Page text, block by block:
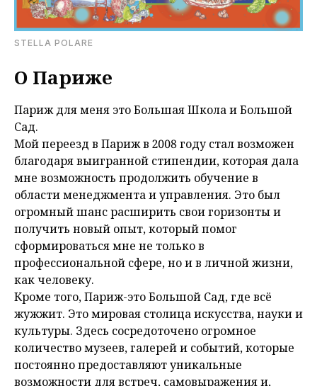
STELLA POLARE
О Париже
Париж для меня это Большая Школа и Большой
Сад.
Мой переезд в Париж в 2008 году стал возможен
благодаря выигранной стипендии, которая дала
мне возможность продолжить обучение в
области менеджмента и управления. Это был
огромный шанс расширить свои горизонты и
получить новый опыт, который помог
сформироваться мне не только в
профессиональной сфере, но и в личной жизни,
как человеку.
Кроме того, Париж-это Большой Сад, где всё
жужжит. Это мировая столица искусства, науки и
культуры. Здесь сосредоточено огромное
количество музеев, галерей и событий, которые
постоянно предоставляют уникальные
возможности для встреч, самовыражения и,